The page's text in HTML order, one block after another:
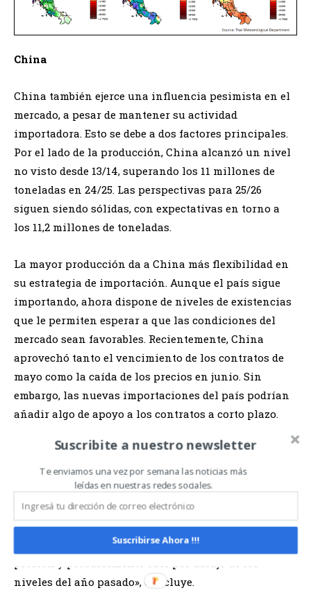
China
China también ejerce una influencia pesimista en el
mercado, a pesar de mantener su actividad
importadora. Esto se debe a dos factores principales.
Por el lado de la producción, China alcanzó un nivel
no visto desde 13/14, superando los 11 millones de
toneladas en 24/25. Las perspectivas para 25/26
siguen siendo sólidas, con expectativas en torno a
los 11,2 millones de toneladas.
La mayor producción da a China más flexibilidad en
su estrategia de importación. Aunque el país sigue
importando, ahora dispone de niveles de existencias
que le permiten esperar a que las condiciones del
mercado sean favorables. Recientemente, China
aprovechó tanto el vencimiento de los contratos de
mayo como la caída de los precios en junio. Sin
embargo, las nuevas importaciones del país podrían
añadir algo de apoyo a los contratos a corto plazo.
«Aun así, en general, el hemisferio norte está
mostrando fuertes signos de una posible
recuperación en la temporada 2025/26. Cuando se
combina con las perspectivas de Brasil, esto apunta a
un escenario de superávit mundial. Como resultado,
los precios del azúcar deberían permanecer bajo
niveles del año pasado», concluye.
Suscribite a nuestro newsletter
Te enviamos una vez por semana las noticias más
leídas en nuestras redes sociales.
Suscribirse Ahora !!!